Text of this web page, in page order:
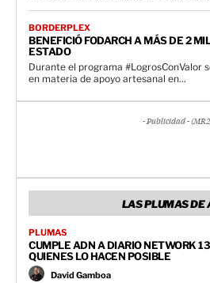
BORDERPLEX
BENEFICIÓ FODARCH A MÁS DE 2
ESTADO
Durante el programa #LogrosConValor
en materia de apoyo artesanal en...
- Publicidad -
LAS PLUMAS DE
PLUMAS
CUMPLE ADN A DIARIO NETWORK
QUIENES LO HACEN POSIBLE
David Gamboa